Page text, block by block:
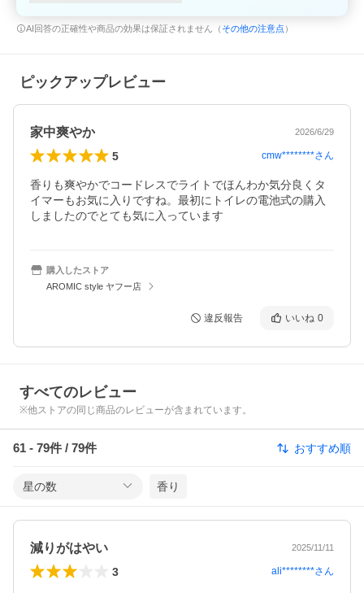
AI回答の正確性や商品の効果は保証されません（ その他の注意点 ）
ピックアップレビュー
家中爽やか 2026/6/29
5 cmw********さん
香りも爽やかでコードレスでライトでほんわか気分良くタ
イマーもお気に入りですね。最初にトイレの電池式の購入
しましたのでとても気に入っています
購入したストア
AROMIC style ヤフー店
違反報告 いいね 0
すべてのレビュー
※他ストアの同じ商品のレビューが含まれています。
61 - 79件 / 79件 おすすめ順
星の数 香り
減りがはやい 2025/11/11
3 ali********さん